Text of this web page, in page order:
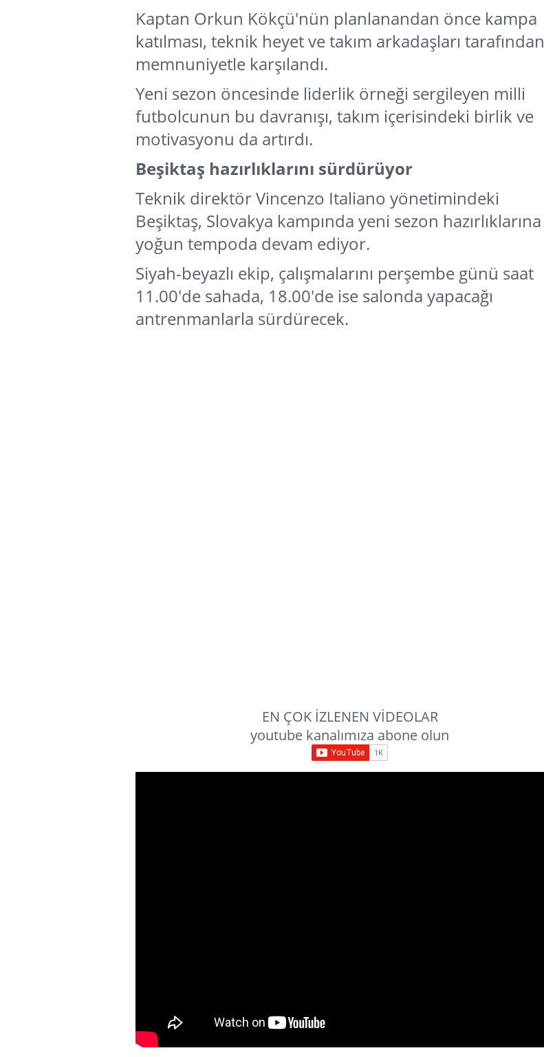
Kaptan Orkun Kökçü'nün planlanandan önce kampa
katılması, teknik heyet ve takım arkadaşları tarafından
memnuniyetle karşılandı.
Yeni sezon öncesinde liderlik örneği sergileyen milli
futbolcunun bu davranışı, takım içerisindeki birlik ve
motivasyonu da artırdı.
Beşiktaş hazırlıklarını sürdürüyor
Teknik direktör Vincenzo Italiano yönetimindeki
Beşiktaş, Slovakya kampında yeni sezon hazırlıklarına
yoğun tempoda devam ediyor.
Siyah-beyazlı ekip, çalışmalarını perşembe günü saat
11.00'de sahada, 18.00'de ise salonda yapacağı
antrenmanlarla sürdürecek.
EN ÇOK İZLENEN VİDEOLAR
youtube kanalımıza abone olun